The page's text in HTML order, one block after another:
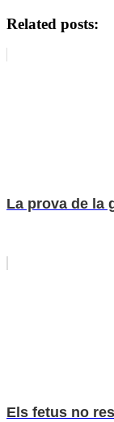
Related posts:
La prova de la
Els fetus no